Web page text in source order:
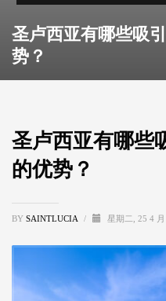
圣卢西亚有哪些吸
势？
圣卢西亚有哪些
的优势？
BY SAINTLUCIA / 星期二, 25 4